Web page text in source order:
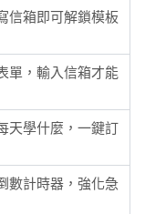
信箱即可解鎖模板
單，輸入信箱才能
天學什麼，一鍵訂
數計時器，強化急